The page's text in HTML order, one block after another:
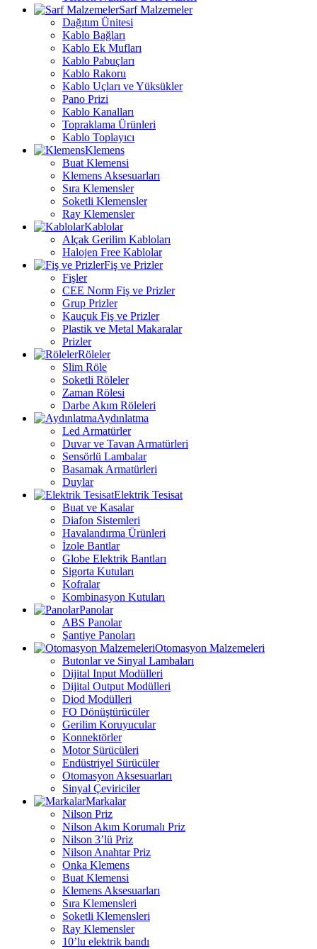
Sarf Malzemeler
Dağıtım Ünitesi
Kablo Bağları
Kablo Ek Mufları
Kablo Pabuçları
Kablo Rakoru
Kablo Uçları ve Yüksükler
Pano Prizi
Kablo Kanalları
Topraklama Ürünleri
Kablo Toplayıcı
Klemens
Buat Klemensi
Klemens Aksesuarları
Sıra Klemensler
Soketli Klemensler
Ray Klemensler
Kablolar
Alçak Gerilim Kabloları
Halojen Free Kablolar
Fiş ve Prizler
Fişler
CEE Norm Fiş ve Prizler
Grup Prizler
Kauçuk Fiş ve Prizler
Plastik ve Metal Makaralar
Prizler
Röleler
Slim Röle
Soketli Röleler
Zaman Rölesi
Darbe Akım Röleleri
Aydınlatma
Led Armatürler
Duvar ve Tavan Armatürleri
Sensörlü Lambalar
Basamak Armatürleri
Duylar
Elektrik Tesisat
Buat ve Kasalar
Diafon Sistemleri
Havalandırma Ürünleri
İzole Bantlar
Globe Elektrik Bantları
Sigorta Kutuları
Kofralar
Kombinasyon Kutuları
Panolar
ABS Panolar
Şantiye Panoları
Otomasyon Malzemeleri
Butonlar ve Sinyal Lambaları
Dijital Input Modülleri
Dijital Output Modülleri
Diod Modülleri
FO Dönüştürücüler
Gerilim Koruyucular
Konnektörler
Motor Sürücüleri
Endüstriyel Sürücüler
Otomasyon Aksesuarları
Sinyal Çeviriciler
Markalar
Nilson Priz
Nilson Akım Korumalı Priz
Nilson 3’lü Priz
Nilson Anahtar Priz
Onka Klemens
Buat Klemensi
Klemens Aksesuarları
Sıra Klemensleri
Soketli Klemensleri
Ray Klemensler
10’lu elektrik bandı